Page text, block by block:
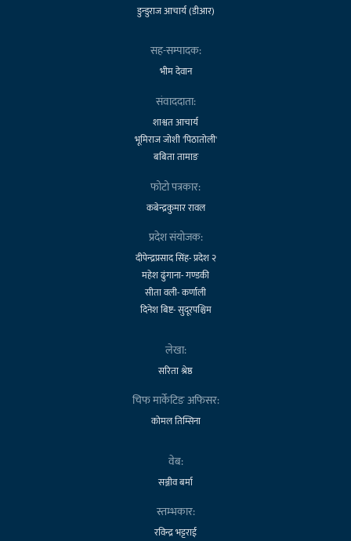
डुन्डुराज आचार्य (डीआर)
सह-सम्पादक:
भीम देवान
संवाददाता:
शाश्वत आचार्य
भूमिराज जोशी 'पिठातोली'
बबिता तामाङ
फोटो पत्रकार:
कबेन्द्रकुमार रावल
प्रदेश संयोजक:
दीपेन्द्रप्रसाद सिंह- प्रदेश २
महेश ढुंगाना- गण्डकी
सीता वली- कर्णाली
दिनेश बिष्ट- सुदूरपश्चिम
लेखा:
सरिता श्रेष्ठ
चिफ मार्केटिङ अफिसर:
कोमल तिम्सिना
वेब:
सञ्जीव बर्मा
स्तम्भकार:
रविन्द्र भट्टराई